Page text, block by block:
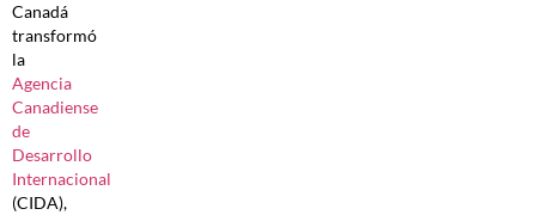
Canadá
transformó
la
Agencia
Canadiense
de
Desarrollo
Internacional
(CIDA),